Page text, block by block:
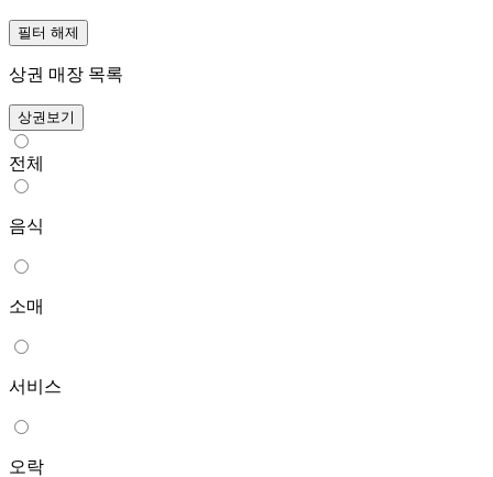
필터 해제
상권 매장 목록
상권보기
전체
음식
소매
서비스
오락